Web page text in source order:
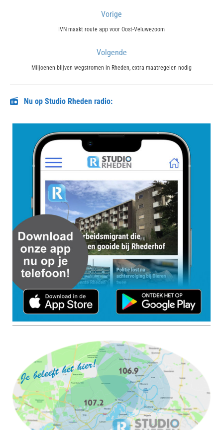
Vorige
Previous
IVN maakt route app voor Oost-Veluwezoom
Volgende
Next
Miljoenen blijven wegstromen in Rheden, extra maatregelen nodig
Nu op Studio Rheden radio: